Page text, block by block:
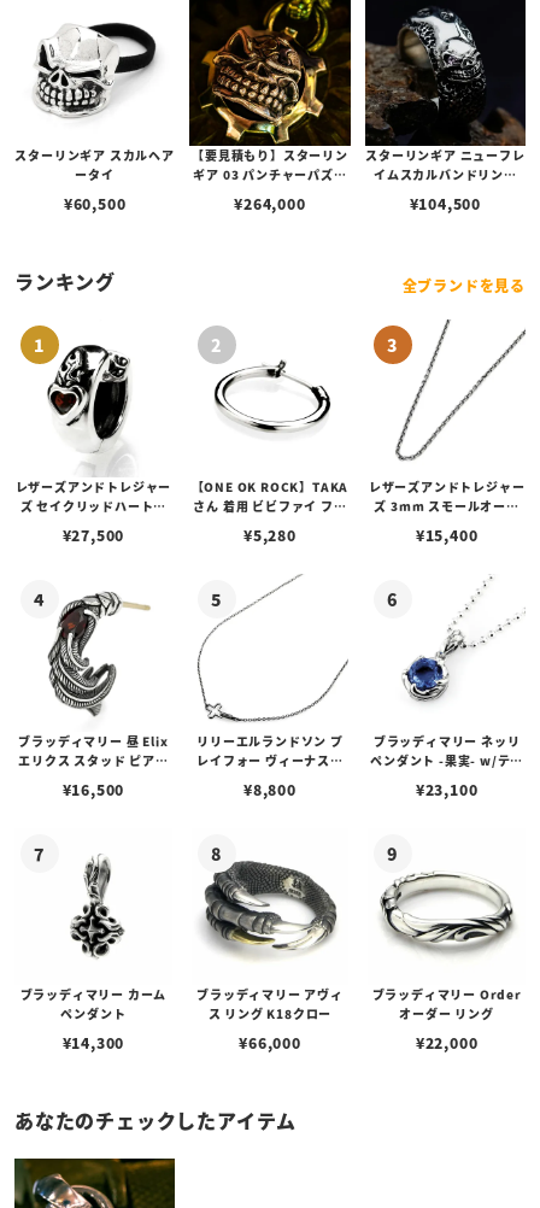
スターリンギア スカルヘア
ータイ
¥60,500
【要見積もり】スターリン
ギア 03 パンチャーパズル
スペンダント w/1ポイント
¥264,000
スターリンギア ニューフレ
イムスカルバンドリング
¥104,500
ランキング 全ブランドを見る
レザーズアンドトレジャー
ズ セイクリッドハートピ
¥27,500
【ONE OK ROCK】TAKA
さん 着用 ビビファイ フー
¥5,280
レザーズアンドトレジャー
ズ 3mm スモールオーバ
ブスタークラスプ＆LTロ
¥15,400
ブラッディマリー 昼 Elix
エリクス スタッド ピアス
¥16,500
リリーエルランドソン プ
レイフォー ヴィーナスチ
¥8,800
ブラッディマリー ネッリ
ペンダント -果実- w/ティ
¥23,100
ブラッディマリー カーム
ペンダント
¥14,300
ブラッディマリー アヴィ
ス リング K18クロー
¥66,000
ブラッディマリー Order
オーダー リング
¥22,000
あなたのチェックしたアイテム